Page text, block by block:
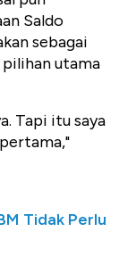
Saldo
sebagai
pilihan utama
Tapi itu saya
Tidak Perlu